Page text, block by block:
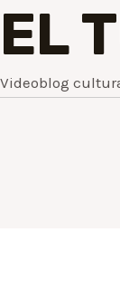
EL
Videoblog